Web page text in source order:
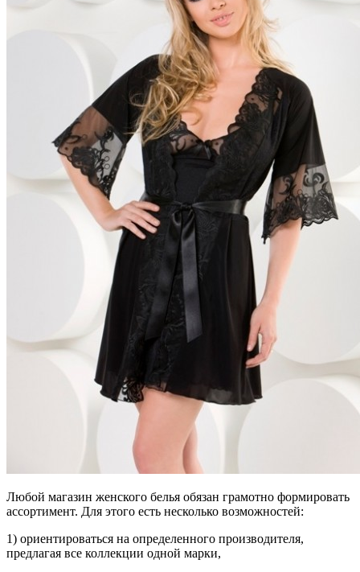
Любой магазин женского белья обязан грамотно формировать
ассортимент. Для этого есть несколько возможностей:
1) ориентироваться на определенного производителя,
предлагая все коллекции одной марки,